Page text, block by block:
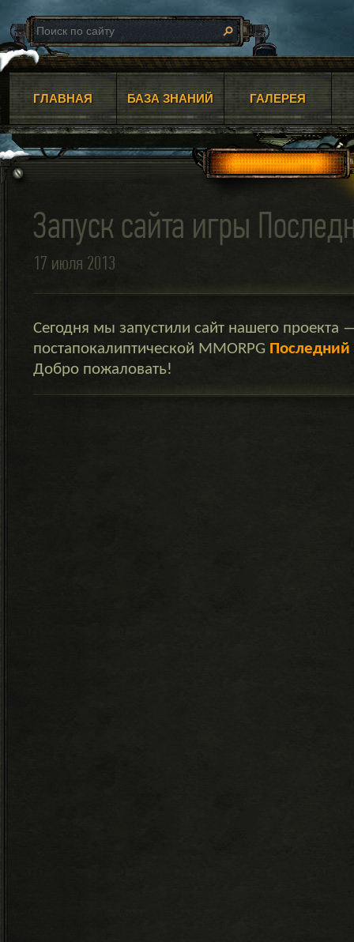
ГЛАВНАЯ БАЗА ЗНАНИЙ ГАЛЕРЕЯ
Запуск сайта игры
17 июля 2013
Сегодня мы запустили сайт нашего проекта
постапокалиптической MMORPG
Добро пожаловать!